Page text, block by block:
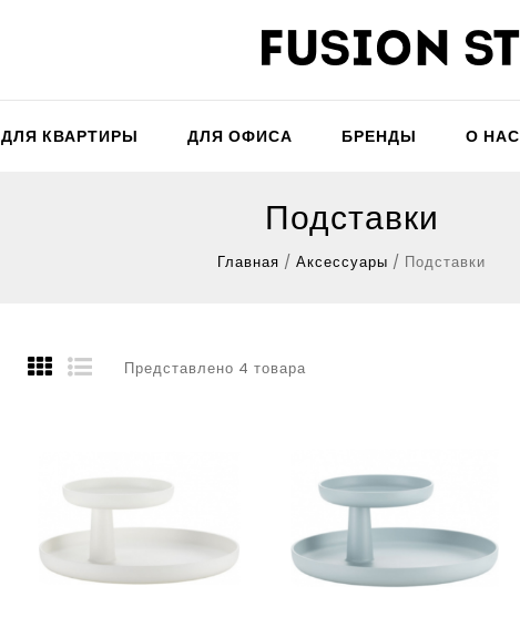
ДЛЯ КВАРТИРЫ ДЛЯ ОФИСА БРЕНДЫ О НАС
Подставки
Главная / Аксессуары / Подставки
Представлено 4 товара